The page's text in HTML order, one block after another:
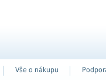
Vše o nákupu